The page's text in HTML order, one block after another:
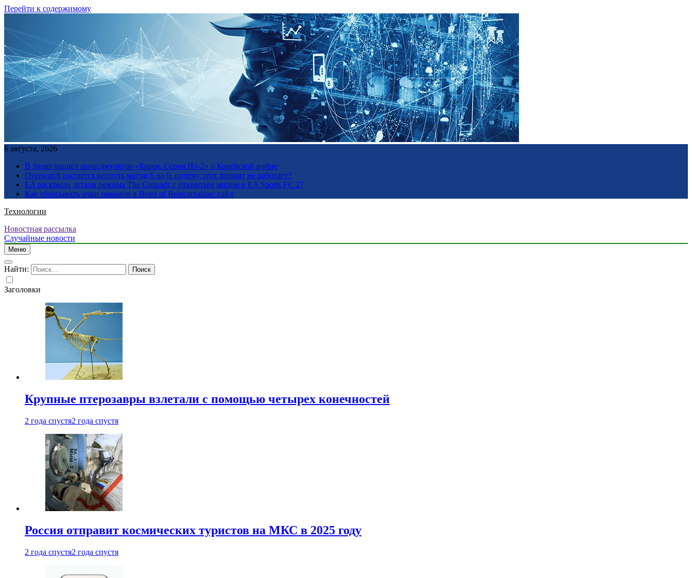
Перейти к содержимому
6 августа, 2026
В Steam вышел авиасимулятор «Корея. Серия Ил-2» о Корейской войне
Overwatch пытается вернуть матчи 6 на 6: почему этот формат не работает?
EA раскрыла детали режима The Grounds с открытым миром в EA Sports FC 27
Как сбрасывать очки навыков в Beast of Reincarnation: гайд
Технологии
Новостная рассылка
Случайные новости
Меню
Найти:
Заголовки
Крупные птерозавры взлетали с помощью четырех конечностей
2 года спустя2 года спустя
Россия отправит космических туристов на МКС в 2025 году
2 года спустя2 года спустя